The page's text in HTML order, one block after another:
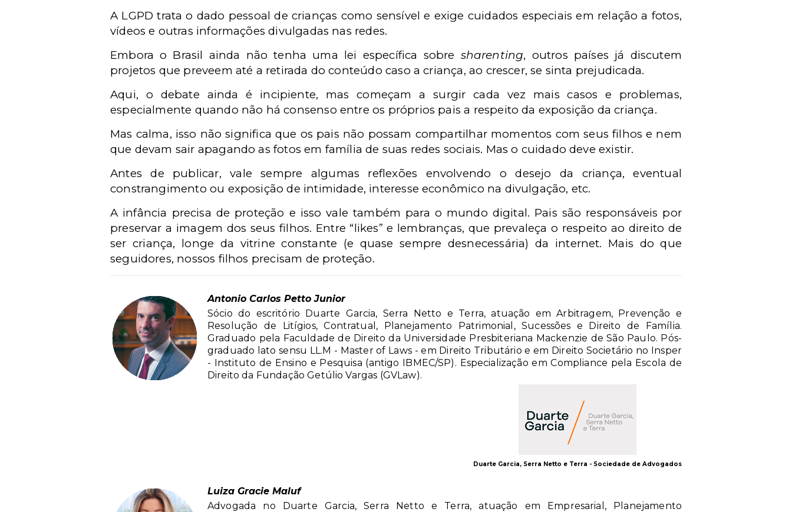
A LGPD trata o dado pessoal de crianças como sensível e exige cuidados especiais em relação a fotos,
vídeos e outras informações divulgadas nas redes.
Embora o Brasil ainda não tenha uma lei específica sobre sharenting, outros países já discutem
projetos que preveem até a retirada do conteúdo caso a criança, ao crescer, se sinta prejudicada.
Aqui, o debate ainda é incipiente, mas começam a surgir cada vez mais casos e problemas,
especialmente quando não há consenso entre os próprios pais a respeito da exposição da criança.
Mas calma, isso não significa que os pais não possam compartilhar momentos com seus filhos e nem
que devam sair apagando as fotos em família de suas redes sociais. Mas o cuidado deve existir.
Antes de publicar, vale sempre algumas reflexões envolvendo o desejo da criança, eventual
constrangimento ou exposição de intimidade, interesse econômico na divulgação, etc.
A infância precisa de proteção e isso vale também para o mundo digital. Pais são responsáveis por
preservar a imagem dos seus filhos. Entre “likes” e lembranças, que prevaleça o respeito ao direito de
ser criança, longe da vitrine constante (e quase sempre desnecessária) da internet. Mais do que
seguidores, nossos filhos precisam de proteção.
Antonio Carlos Petto Junior
Sócio do escritório Duarte Garcia, Serra Netto e Terra, atuação em Arbitragem, Prevenção e
Resolução de Litígios, Contratual, Planejamento Patrimonial, Sucessões e Direito de Família.
Graduado pela Faculdade de Direito da Universidade Presbiteriana Mackenzie de São Paulo. Pós-
graduado lato sensu LL.M - Master of Laws - em Direito Tributário e em Direito Societário no Insper
- Instituto de Ensino e Pesquisa (antigo IBMEC/SP). Especialização em Compliance pela Escola de
Direito da Fundação Getúlio Vargas (GVLaw).
Duarte Garcia, Serra Netto e Terra - Sociedade de Advogados
Luiza Gracie Maluf
Advogada no Duarte Garcia, Serra Netto e Terra, atuação em Empresarial, Planejamento